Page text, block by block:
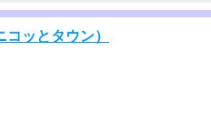
ッとタウン）